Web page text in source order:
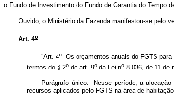
o Fundo de Investimento do Fundo de Garantia do Tempo
Ouvido, o Ministério da Fazenda manifestou-se pelo
Art. 4o
“Art. 4oOs orçamentos anuais do FGTS para
termos do § 2odo art. 9oda Lei no8.036, de 11 de
Parágrafo único. Nesse período, a
recursos aplicados pelo FGTS na área de